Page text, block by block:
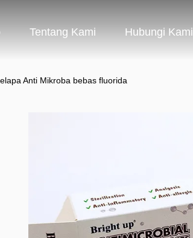
Tentang Kami Hubungi Kami
Anti Mikroba bebas fluorida